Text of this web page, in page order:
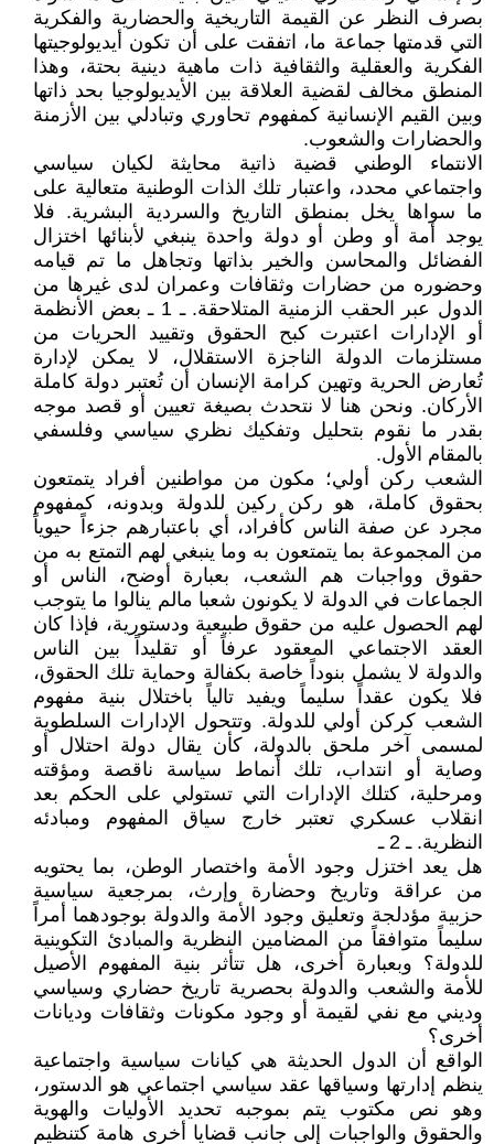
بصرف النظر عن القيمة التاريخية والحضارية والفكرية
التي قدمتها جماعة ما، اتفقت على أن تكون أيديولوجيتها
الفكرية والعقلية والثقافية ذات ماهية دينية بحتة، وهذا
المنطق مخالف لقضية العلاقة بين الأيديولوجيا بحد ذاتها
وبين القيم الإنسانية كمفهوم تحاوري وتبادلي بين الأزمنة
والحضارات والشعوب.
الانتماء الوطني قضية ذاتية محايثة لكيان سياسي
واجتماعي محدد، واعتبار تلك الذات الوطنية متعالية على
ما سواها يخل بمنطق التاريخ والسردية البشرية. فلا
يوجد أمة أو وطن أو دولة واحدة ينبغي لأبنائها اختزال
الفضائل والمحاسن والخير بذاتها وتجاهل ما تم قيامه
وحضوره من حضارات وثقافات وعمران لدى غيرها من
الدول عبر الحقب الزمنية المتلاحقة. ـ 1 ـ بعض الأنظمة
أو الإدارات اعتبرت كبح الحقوق وتقييد الحريات من
مستلزمات الدولة الناجزة الاستقلال، لا يمكن لإدارة
تُعارض الحرية وتهين كرامة الإنسان أن تُعتبر دولة كاملة
الأركان. ونحن هنا لا نتحدث بصيغة تعيين أو قصد موجه
بقدر ما نقوم بتحليل وتفكيك نظري سياسي وفلسفي
بالمقام الأول.
الشعب ركن أولي؛ مكون من مواطنين أفراد يتمتعون
بحقوق كاملة، هو ركن ركين للدولة وبدونه، كمفهوم
مجرد عن صفة الناس كأفراد، أي باعتبارهم جزءاً حيوياً
من المجموعة بما يتمتعون به وما ينبغي لهم التمتع به من
حقوق وواجبات هم الشعب، بعبارة أوضح، الناس أو
الجماعات في الدولة لا يكونون شعبا مالم ينالوا ما يتوجب
لهم الحصول عليه من حقوق طبيعية ودستورية، فإذا كان
العقد الاجتماعي المعقود عرفاً أو تقليداً بين الناس
والدولة لا يشمل بنوداً خاصة بكفالة وحماية تلك الحقوق،
فلا يكون عقداً سليماً ويفيد تالياً باختلال بنية مفهوم
الشعب كركن أولي للدولة. وتتحول الإدارات السلطوية
لمسمى آخر ملحق بالدولة، كأن يقال دولة احتلال أو
وصاية أو انتداب، تلك أنماط سياسة ناقصة ومؤقته
ومرحلية، كتلك الإدارات التي تستولي على الحكم بعد
انقلاب عسكري تعتبر خارج سياق المفهوم ومبادئه
النظرية. ـ 2 ـ
هل يعد اختزل وجود الأمة واختصار الوطن، بما يحتويه
من عراقة وتاريخ وحضارة وإرث، بمرجعية سياسية
حزبية مؤدلجة وتعليق وجود الأمة والدولة بوجودهما أمراً
سليماً متوافقاً من المضامين النظرية والمبادئ التكوينية
للدولة؟ وبعبارة أخرى، هل تتأثر بنية المفهوم الأصيل
للأمة والشعب والدولة بحصرية تاريخ حضاري وسياسي
وديني مع نفي لقيمة أو وجود مكونات وثقافات وديانات
أخرى؟
الواقع أن الدول الحديثة هي كيانات سياسية واجتماعية
ينظم إدارتها وسياقها عقد سياسي اجتماعي هو الدستور،
وهو نص مكتوب يتم بموجبه تحديد الأوليات والهوية
والحقوق والواجبات إلى جانب قضايا أخرى هامة كتنظيم